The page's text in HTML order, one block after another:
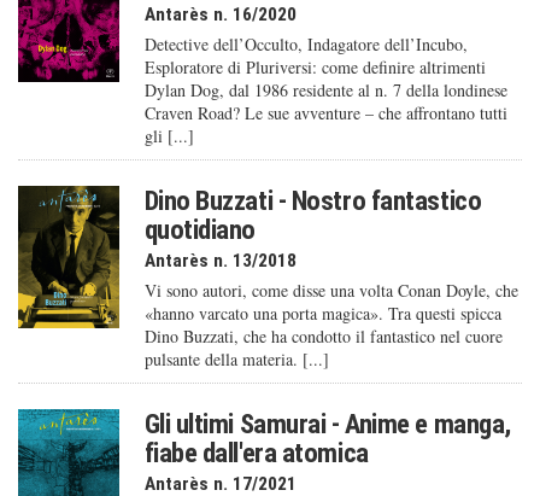
Antarès n. 16/2020
Detective dell’Occulto, Indagatore dell’Incubo,
Esploratore di Pluriversi: come definire altrimenti
Dylan Dog, dal 1986 residente al n. 7 della londinese
Craven Road? Le sue avventure – che affrontano tutti
gli [...]
Dino Buzzati - Nostro fantastico
quotidiano
Antarès n. 13/2018
Vi sono autori, come disse una volta Conan Doyle, che
«hanno varcato una porta magica». Tra questi spicca
Dino Buzzati, che ha condotto il fantastico nel cuore
pulsante della materia. [...]
Gli ultimi Samurai - Anime e manga,
fiabe dall'era atomica
Antarès n. 17/2021